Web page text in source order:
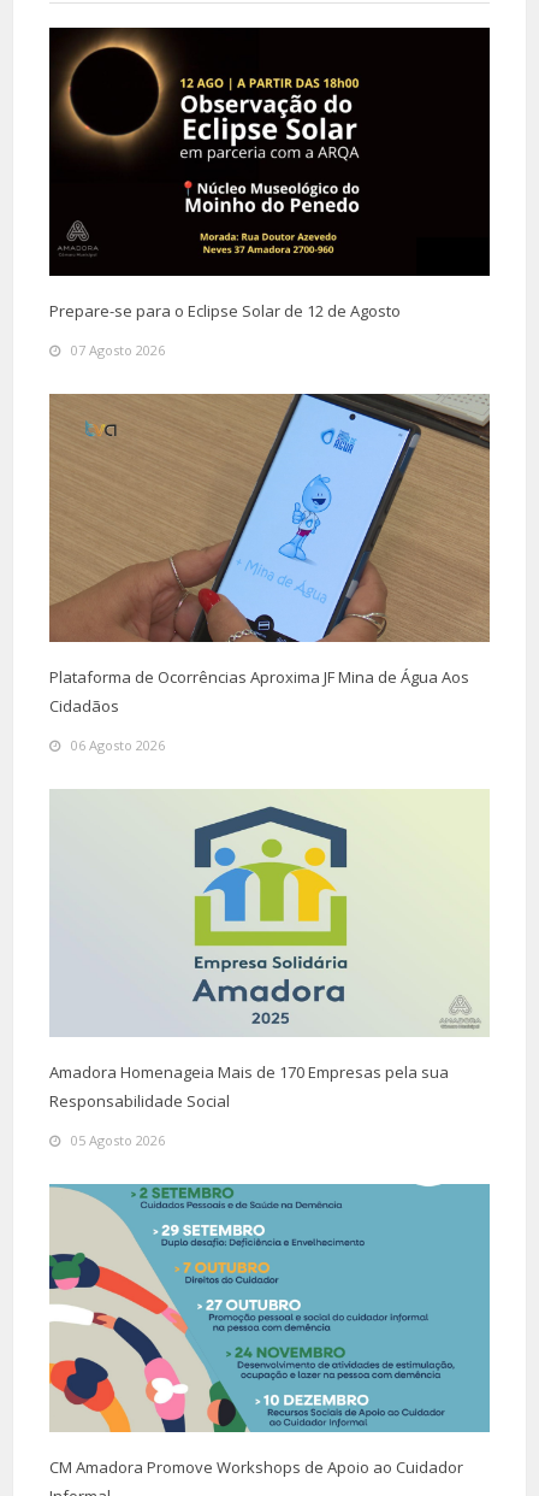
Prepare-se para o Eclipse Solar de 12 de Agosto
07 Agosto 2026
Plataforma de Ocorrências Aproxima JF Mina de Água Aos
Cidadãos
06 Agosto 2026
Amadora Homenageia Mais de 170 Empresas pela sua
Responsabilidade Social
05 Agosto 2026
CM Amadora Promove Workshops de Apoio ao Cuidador